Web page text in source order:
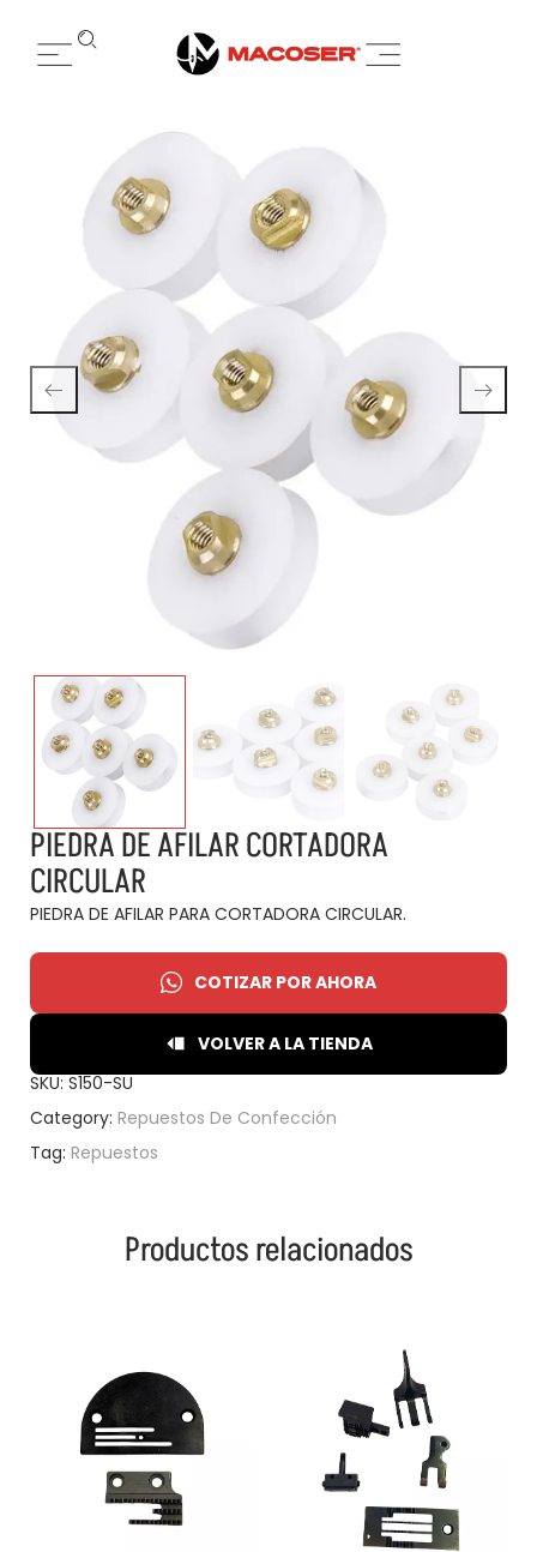
PIEDRA DE AFILAR CORTADORA
CIRCULAR
PIEDRA DE AFILAR PARA CORTADORA CIRCULAR.
COTIZAR POR AHORA
VOLVER A LA TIENDA
SKU: S150-SU
Category: Repuestos De Confección
Tag: Repuestos
Productos relacionados